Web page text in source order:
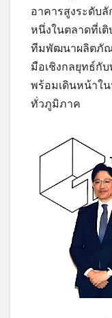
อาคารสูงระดับ
หนึ่งในตลาดที่เติ
ทีมพัฒนาผลิตภัณ
มือเชิงกลยุทธ์กั
พร้อมเดินหน้าใ
ทั่วภูมิภาค